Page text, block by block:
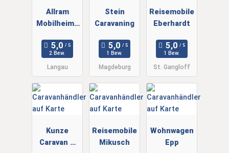
Allram
Mobilheimb
2 Bew.
Langau
Stein
Caravaning
1 Bew.
Magdeburg
Reisemobile
Eberhardt
1 Bew.
St. Gangloff
Kunze
Caravan &
Reisemobile
Mikusch
Wohnwagen
Epp